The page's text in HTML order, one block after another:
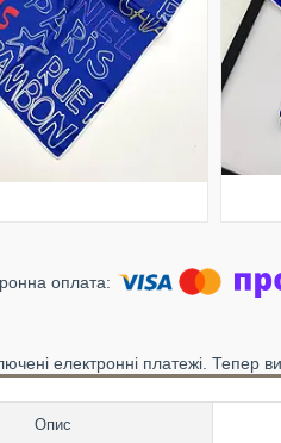
електронні платежі.
Опис